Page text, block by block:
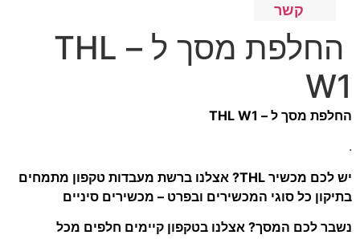
קשר
החלפת מסך ל – THL
W1
החלפת מסך ל – THL W1
.
יש לכם מכשיר THL? אצלנו ברשת מעבדות טקפון מתמחים
בתיקון כל סוגי המכשירים ובפרט – מכשירים סיניים
נשבר לכם המסך? אצלנו בטקפון קיימים חלפים מכל